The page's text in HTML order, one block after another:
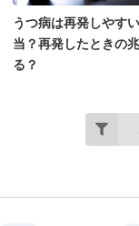
うつ病は再発しやす
当？再発したときの
る？